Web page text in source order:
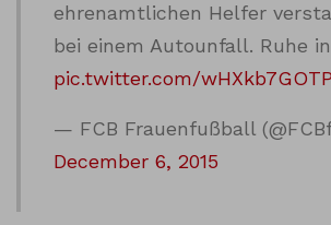
ehrenamtlichen Helfer
bei einem Autounfall. Ruhe
pic.twitter.com/wHXkb7GOTP
— FCB Frauenfußball
December 6, 2015